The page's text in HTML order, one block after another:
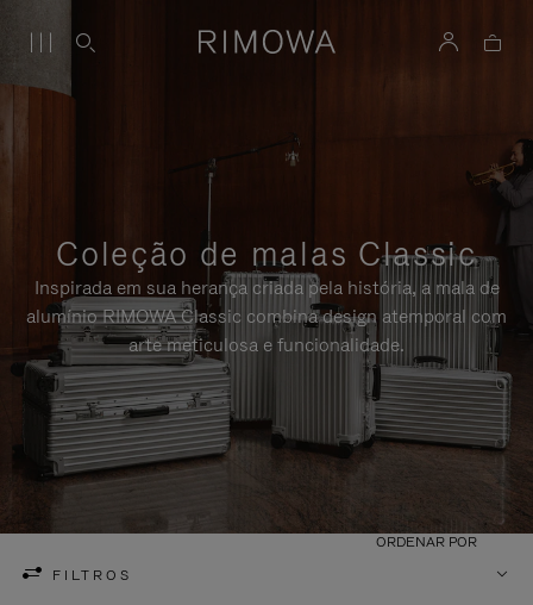
Coleção de malas Classic
Inspirada em sua herança criada pela história, a mala de
alumínio RIMOWA Classic combina design atemporal com
arte meticulosa e funcionalidade.
FILTROS
ORDENAR POR